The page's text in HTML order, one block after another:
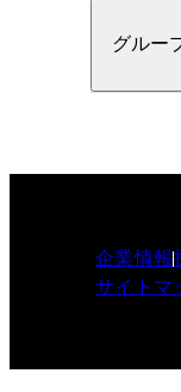
グルー
企業情報
サイトマ